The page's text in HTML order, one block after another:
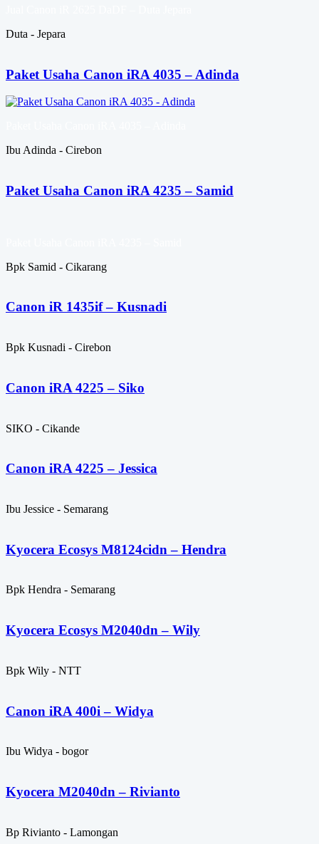
Duta - Jepara
Paket Usaha Canon iRA 4035 – Adinda
Ibu Adinda - Cirebon
Paket Usaha Canon iRA 4235 – Samid
Bpk Samid - Cikarang
Canon iR 1435if – Kusnadi
Bpk Kusnadi - Cirebon
Canon iRA 4225 – Siko
SIKO - Cikande
Canon iRA 4225 – Jessica
Ibu Jessice - Semarang
Kyocera Ecosys M8124cidn – Hendra
Bpk Hendra - Semarang
Kyocera Ecosys M2040dn – Wily
Bpk Wily - NTT
Canon iRA 400i – Widya
Ibu Widya - bogor
Kyocera M2040dn – Rivianto
Bp Rivianto - Lamongan